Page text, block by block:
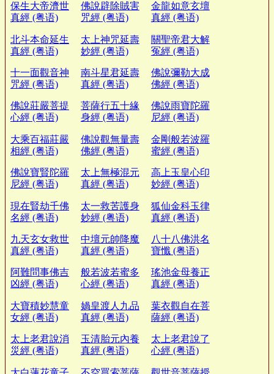
保生大帝濟世
真經 (粤语)
佛說辟除賊害
咒經 (粤语)
金龍如意玄壇
真經 (粤语)
北斗本命延生
真經 (粤语)
太上神咒延壽
妙經 (粤语)
關聖帝君大解
冤經 (粤语)
十一面觀音神
咒經 (粤语)
南斗星君延壽
真經 (粤语)
佛說彌勒大成
佛經 (粤语)
佛說莊嚴菩提
心經 (粤语)
菩薩行五十緣
身經 (粤语)
佛說雨寶陀羅
尼經 (粤语)
大乘百福莊嚴
相經 (粤语)
佛說觀無量壽
佛經 (粤语)
金剛般若波羅
蜜經 (粤语)
佛說寶賢陀羅
尼經 (粤语)
太上無極混元
真經 (粤语)
高上玉皇心印
妙經 (粤语)
現在賢劫千佛
名經 (粤语)
太一救苦護身
妙經 (粤语)
狐仙金科玉律
真經 (粤语)
九天玄女救世
真經 (粤语)
中壇元帥降魔
真經 (粤语)
八十八佛洪名
寶懺 (粤语)
阿難問事佛吉
凶經 (粤语)
般若波若蜜多
心經 (粤语)
瑤池金母養正
真經 (粤语)
大寶積妙慧童
女經 (粤语)
媧皇渡人九品
真經 (粤语)
葉衣觀自在菩
薩經 (粤语)
太上老君說消
災經 (粤语)
玉清胎元內養
真經 (粤语)
太上老君說了
心經 (粤语)